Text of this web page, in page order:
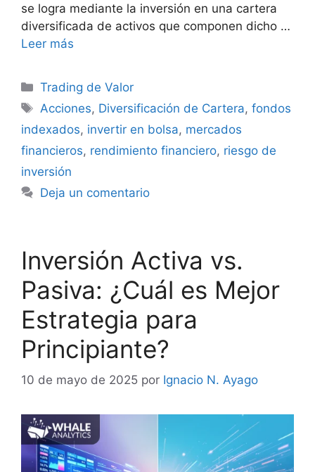
se logra mediante la inversión en una cartera
diversificada de activos que componen dicho …
Leer más
Categorías
Trading de Valor
Etiquetas
Acciones, Diversificación de Cartera,fondos
indexados, invertir en bolsa, mercados
financieros, rendimiento financiero, riesgo de
inversión
Deja un comentario
Inversión Activa vs.
Pasiva: ¿Cuál es Mejor
Estrategia para
Principiante?
10 de mayo de 2025 por Ignacio N. Ayago